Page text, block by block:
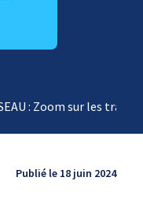
: Zoom sur les
Publié le 18 juin 2024